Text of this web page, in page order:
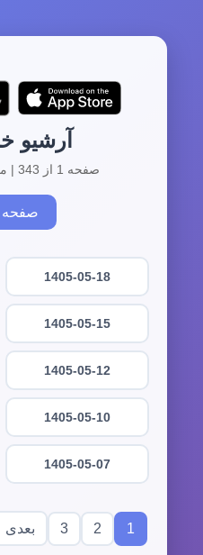
آرشیو
صفحه 1 از 343 | مجموع 3426 آرشیو
صفحه
1405-05-18
1405-05-15
1405-05-12
1405-05-10
1405-05-07
1
2
3 بعدی